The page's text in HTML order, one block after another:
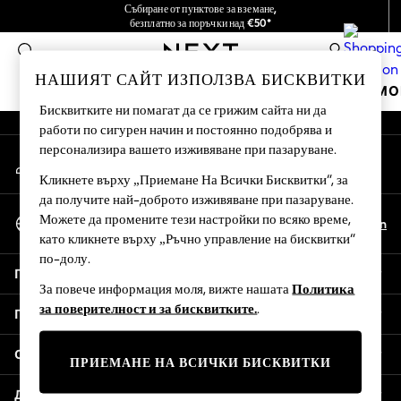
Събиране от пунктове за вземане,
безплатно за поръчки над €50*
Ние поемаме всички мита
0
HOLIDAY SHOP
Women's Holiday Shop
All Swimwear
All Beachwear
Bags & Accessories
Beach Dresses & Kaftans
Dresses
Flip Flops
Sliders
Jumpsuits & Playsuits
Sandals
Shorts
An error occurred on client
Нашите социални мрежи
Моят акаунт
Влезте в профила си
Избор На Език
български
Bg En
Помощ
Поверителност и правни въпроси
Отдели
Други услуги
НАШИЯТ САЙТ ИЗПОЛЗВА БИСКВИТКИ
Бисквитките ни помагат да се грижим сайта ни да
работи по сигурен начин и постоянно подобрява и
персонализира вашето изживяване при пазаруване.
Кликнете върху „Приемане На Всички Бисквитки“, за
да получите най-доброто изживяване при пазаруване.
Можете да промените тези настройки по всяко време,
като кликнете върху „Ръчно управление на бисквитки“
по-долу.
За повече информация моля, вижте нашатаПолитика
за поверителност и за бисквитките..
ПРИЕМАНЕ НА ВСИЧКИ БИСКВИТКИ